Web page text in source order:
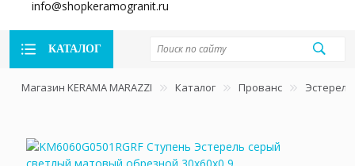
info@shopkeramogranit.ru
КАТАЛОГ
Магазин KERAMA MARAZZI Каталог Прованс Эстерель